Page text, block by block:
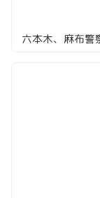
六本木、麻布警